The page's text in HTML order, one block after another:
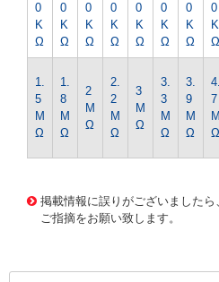
0
K
Ω
0
K
Ω
0
K
Ω
0
K
Ω
0
K
Ω
0
K
Ω
0
K
Ω
0
K
Ω
1.
5
M
Ω
1.
8
M
Ω
2
M
Ω
2.
2
M
Ω
3
M
Ω
3.
3
M
Ω
3.
9
M
Ω
4.
7
M
Ω
掲載情報に誤りがございましたら
ご指摘をお願い致します。